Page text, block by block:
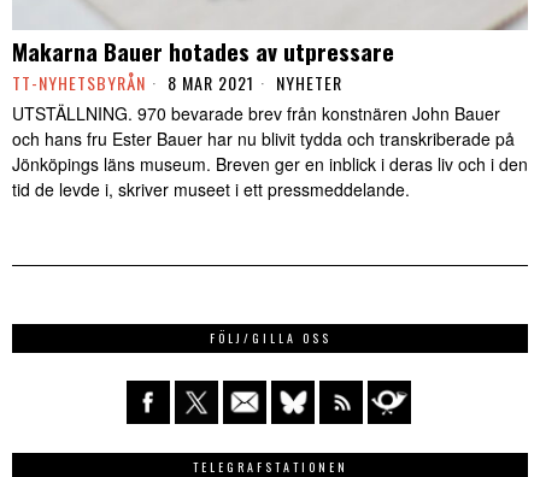
Makarna Bauer hotades av utpressare
TT-NYHETSBYRÅN 8 MAR 2021 NYHETER
UTSTÄLLNING. 970 bevarade brev från konstnären John Bauer
och hans fru Ester Bauer har nu blivit tydda och transkriberade på
Jönköpings läns museum. Breven ger en inblick i deras liv och i den
tid de levde i, skriver museet i ett pressmeddelande.
FÖLJ/GILLA OSS
TELEGRAFSTATIONEN